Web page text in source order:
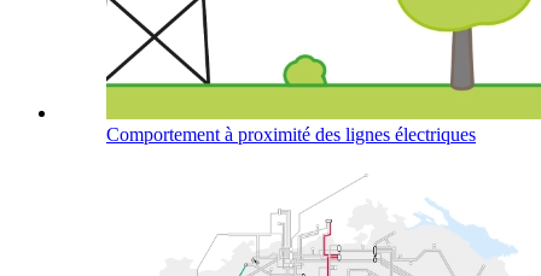
Comportement à proximité des lignes électriques